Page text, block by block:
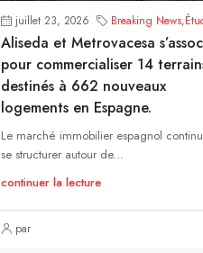
juillet 23, 2026 Breaking News,
Aliseda et Metrovacesa
pour commercialiser 14
destinés à 662 nouveaux
logements en Espagne.
Le marché immobilier espagnol
se structurer autour de...
continuer la lecture
par